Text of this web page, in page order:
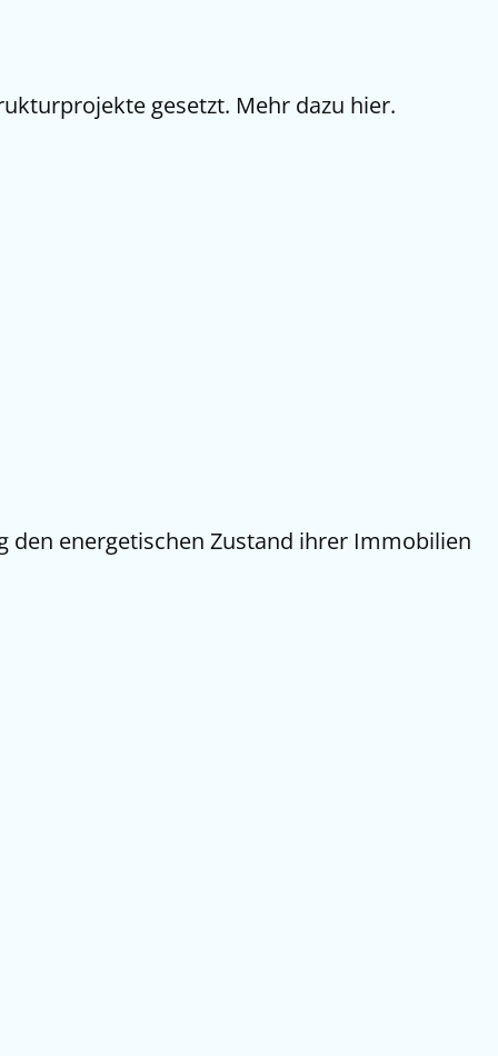
gesetzt. Mehr dazu hier.
den energetischen Zustand ihrer Immobilien